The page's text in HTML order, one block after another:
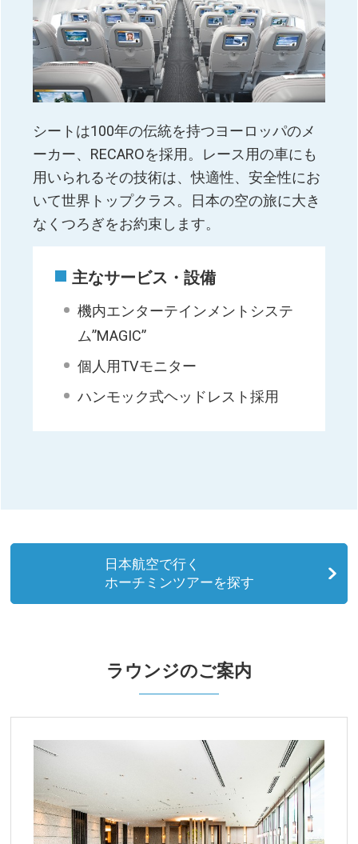
シートは100年の伝統を持つヨーロッパのメ
ーカー、RECAROを採用。レース用の車にも
用いられるその技術は、快適性、安全性にお
いて世界トップクラス。日本の空の旅に大き
なくつろぎをお約束します。
主なサービス・設備
機内エンターテインメントシステ
ム”MAGIC”
個人用TVモニター
ハンモック式ヘッドレスト採用
日本航空で行く
ホーチミンツアーを探す
ラウンジのご案内